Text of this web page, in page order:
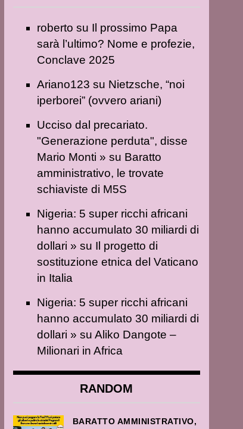
roberto su Il prossimo Papa
sarà l’ultimo? Nome e profezie,
Conclave 2025
Ariano123 su Nietzsche, “noi
iperborei” (ovvero ariani)
Ucciso dal precariato.
"Generazione perduta", disse
Mario Monti » su Baratto
amministrativo, le trovate
schiaviste di M5S
Nigeria: 5 super ricchi africani
hanno accumulato 30 miliardi di
dollari » su Il progetto di
sostituzione etnica del Vaticano
in Italia
Nigeria: 5 super ricchi africani
hanno accumulato 30 miliardi di
dollari » su Aliko Dangote –
Milionari in Africa
RANDOM
BARATTO AMMINISTRATIVO,